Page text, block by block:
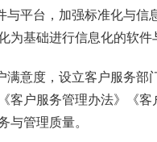
平台，加强标准化与信
为基础进行信息化的软件
满意度，设立客户服务
客户服务管理办法》《
与管理质量。